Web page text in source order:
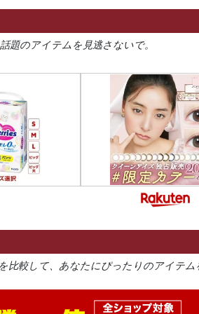
題のアイテムを見逃さないで。
比較して、あなたにぴったりのアイテム